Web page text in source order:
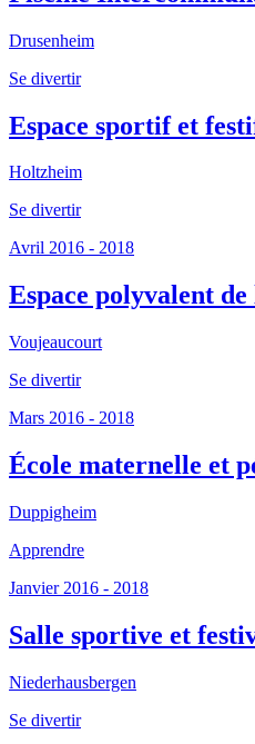
Drusenheim
Se divertir
Espace sportif et
Holtzheim
Se divertir
Avril 2016 - 2018
Espace polyvalent
Voujeaucourt
Se divertir
Mars 2016 - 2018
École maternelle et
Duppigheim
Apprendre
Janvier 2016 - 2018
Salle sportive et
Niederhausbergen
Se divertir